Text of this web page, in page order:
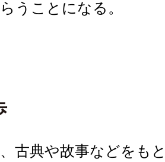
うことになる。
古典や故事などをも